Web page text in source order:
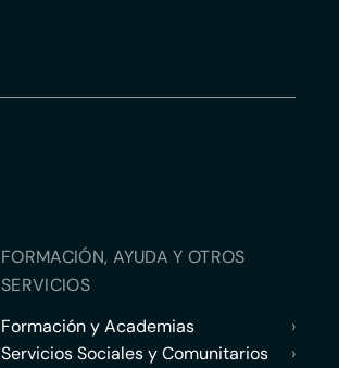
FORMACIÓN, AYUDA Y OTROS
SERVICIOS
Formación y Academias
›
Servicios Sociales y Comunitarios
›